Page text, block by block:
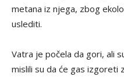
metana iz njega, zbog
uslediti.
Vatra je počela da gori, ali
mislili su da će gas izgoreti